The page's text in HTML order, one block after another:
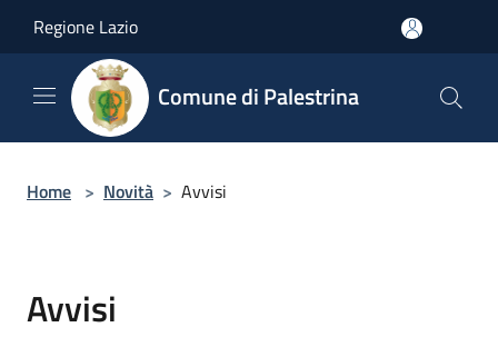
Regione Lazio
Comune di Palestrina
Home > Novità > Avvisi
Avvisi